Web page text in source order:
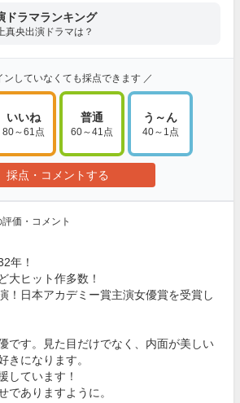
ドラマランキング
真央出演ドラマは？
ンしていなくても採点できます ／
いいね
80～61点
普通
60～41点
う～ん
40～1点
採点・コメントする
価・コメント
年！
大ヒット作多数！
！日本アカデミー賞主演女優賞を受賞し
です。見た目だけでなく、内面が美しい
きになります。
しています！
でありますように。